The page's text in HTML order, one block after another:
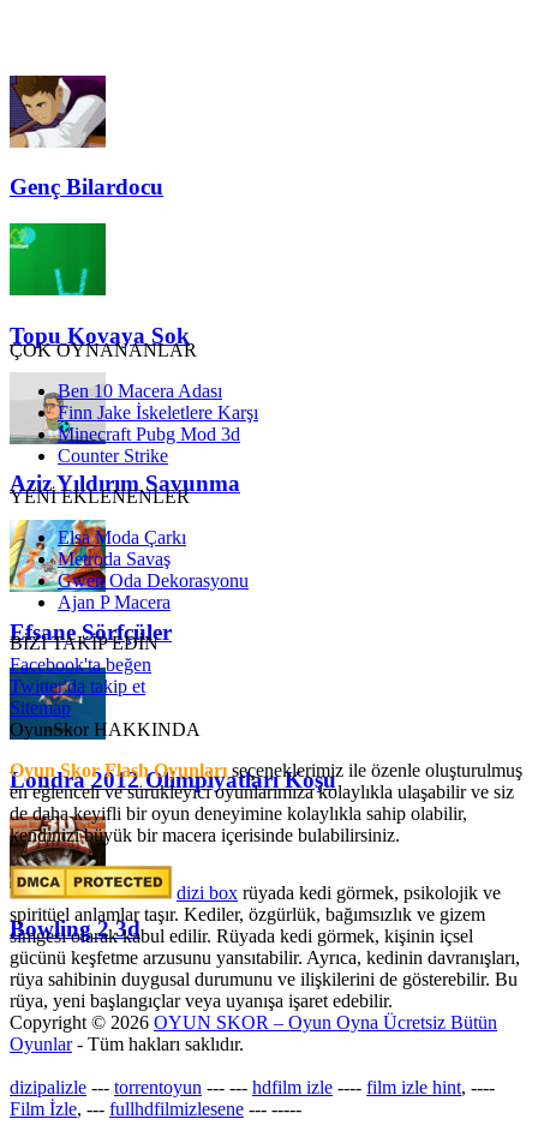
Genç Bilardocu
Topu Kovaya Sok
Aziz Yıldırım Savunma
Efsane Sörfçüler
Londra 2012 Olimpiyatları Koşu
Bowling 2 3d
ÇOK OYNANANLAR
Ben 10 Macera Adası
Finn Jake İskeletlere Karşı
Minecraft Pubg Mod 3d
Counter Strike
YENİ EKLENENLER
Elsa Moda Çarkı
Metroda Savaş
Gwen Oda Dekorasyonu
Ajan P Macera
BİZİ TAKİP EDİN
Facebook'ta beğen
Twitter'da takip et
Sitemap
OyunSkor HAKKINDA
Oyun Skor Flash Oyunları seçeneklerimiz ile özenle oluşturulmuş
en eğlenceli ve sürükleyici oyunlarımıza kolaylıkla ulaşabilir ve siz
de daha keyifli bir oyun deneyimine kolaylıkla sahip olabilir,
kendinizi büyük bir macera içerisinde bulabilirsiniz.
dizi box rüyada kedi görmek​, psikolojik ve
spiritüel anlamlar taşır. Kediler, özgürlük, bağımsızlık ve gizem
simgesi olarak kabul edilir. Rüyada kedi görmek, kişinin içsel
gücünü keşfetme arzusunu yansıtabilir. Ayrıca, kedinin davranışları,
rüya sahibinin duygusal durumunu ve ilişkilerini de gösterebilir. Bu
rüya, yeni başlangıçlar veya uyanışa işaret edebilir.
Copyright © 2026 OYUN SKOR – Oyun Oyna Ücretsiz Bütün
Oyunlar- Tüm hakları saklıdır.
dizipalizle --- torrentoyun --- --- hdfilm izle ---- film izle hint, ----
Film İzle, --- fullhdfilmizlesene --- -----